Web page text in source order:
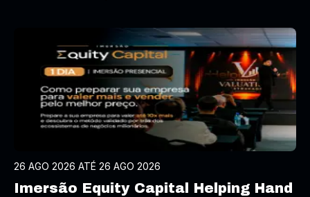
26 AGO 2026 ATÉ 26 AGO 2026
Imersão Equity Capital Helping Hand